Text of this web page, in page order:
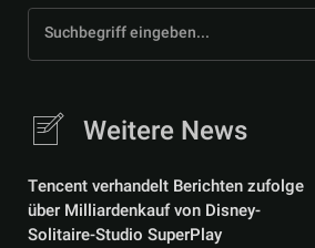
Suchbegriff eingeben...
Weitere News
Tencent verhandelt Berichten zufolge
über Milliardenkauf von Disney-
Solitaire-Studio SuperPlay